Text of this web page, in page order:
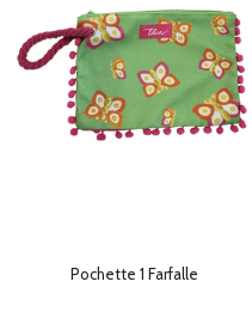
Pochette 1 Farfalle